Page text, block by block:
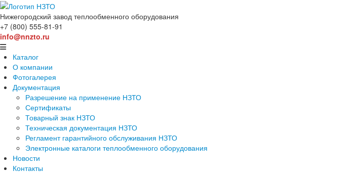
Нижегородский завод теплообменного оборудования
+7 (800) 555-81-91
info@nnzto.ru
Каталог
О компании
Фотогалерея
Документация
Разрешение на применение НЗТО
Сертификаты
Товарный знак НЗТО
Техническая документация НЗТО
Регламент гарантийного обслуживания НЗТО
Электронные каталоги теплообменного оборудования
Новости
Контакты